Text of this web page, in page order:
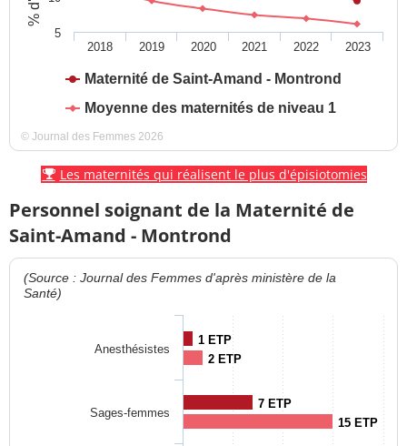
Maternité de Saint-Amand - Montrond
Moyenne des maternités de niveau 1
2018 2019 2020 2021 2022 2023
5
© Journal des Femmes 2026
Les maternités qui réalisent le plus d'épisiotomies
Personnel soignant de la Maternité de
Saint-Amand - Montrond
(Source : Journal des Femmes d'après ministère de la
Santé)
1 ETP
7 ETP
2 ETP
15 ETP
Anesthésistes
Sages-femmes